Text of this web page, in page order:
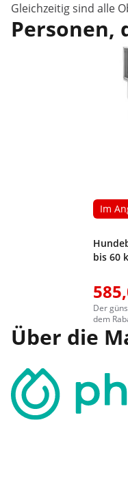
Gleichzeitig sind alle
Personen,
Im
bis 60
Der
dem
Über die